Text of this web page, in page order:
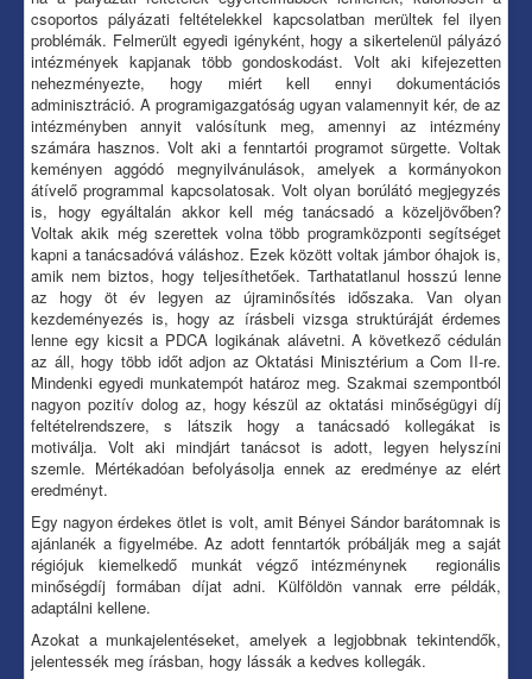
csoportos pályázati feltételekkel kapcsolatban merültek fel ilyen
problémák. Felmerült egyedi igényként, hogy a sikertelenül pályázó
intézmények kapjanak több gondoskodást. Volt aki kifejezetten
nehezményezte, hogy miért kell ennyi dokumentációs
adminisztráció. A programigazgatóság ugyan valamennyit kér, de az
intézményben annyit valósítunk meg, amennyi az intézmény
számára hasznos. Volt aki a fenntartói programot sürgette. Voltak
keményen aggódó megnyilvánulások, amelyek a kormányokon
átívelő programmal kapcsolatosak. Volt olyan borúlátó megjegyzés
is, hogy egyáltalán akkor kell még tanácsadó a közeljövőben?
Voltak akik még szerettek volna több programközponti segítséget
kapni a tanácsadóvá váláshoz. Ezek között voltak jámbor óhajok is,
amik nem biztos, hogy teljesíthetőek. Tarthatatlanul hosszú lenne
az hogy öt év legyen az újraminősítés időszaka. Van olyan
kezdeményezés is, hogy az írásbeli vizsga struktúráját érdemes
lenne egy kicsit a PDCA logikának alávetni. A következő cédulán
az áll, hogy több időt adjon az Oktatási Minisztérium a Com II-re.
Mindenki egyedi munkatempót határoz meg. Szakmai szempontból
nagyon pozitív dolog az, hogy készül az oktatási minőségügyi díj
feltételrendszere, s látszik hogy a tanácsadó kollegákat is
motiválja. Volt aki mindjárt tanácsot is adott, legyen helyszíni
szemle. Mértékadóan befolyásolja ennek az eredménye az elért
eredményt.
Egy nagyon érdekes ötlet is volt, amit Bényei Sándor barátomnak is
ajánlanék a figyelmébe. Az adott fenntartók próbálják meg a saját
régiójuk kiemelkedő munkát végző intézménynek regionális
minőségdíj formában díjat adni. Külföldön vannak erre példák,
adaptálni kellene.
Azokat a munkajelentéseket, amelyek a legjobbnak tekintendők,
jelentessék meg írásban, hogy lássák a kedves kollegák.